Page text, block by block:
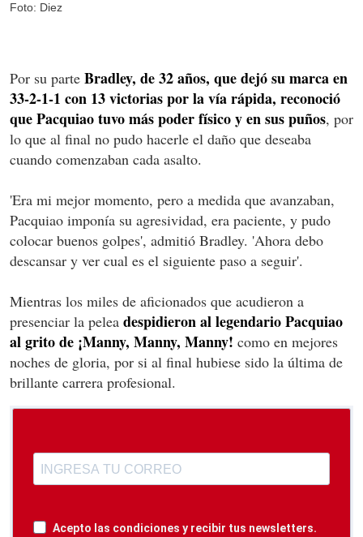
Foto: Diez
Por su parte Bradley, de 32 años, que dejó su marca en
33-2-1-1 con 13 victorias por la vía rápida, reconoció
que Pacquiao tuvo más poder físico y en sus puños, por
lo que al final no pudo hacerle el daño que deseaba
cuando comenzaban cada asalto.
'Era mi mejor momento, pero a medida que avanzaban,
Pacquiao imponía su agresividad, era paciente, y pudo
colocar buenos golpes', admitió Bradley. 'Ahora debo
descansar y ver cual es el siguiente paso a seguir'.
Mientras los miles de aficionados que acudieron a
presenciar la pelea despidieron al legendario Pacquiao
al grito de ¡Manny, Manny, Manny! como en mejores
noches de gloria, por si al final hubiese sido la última de
brillante carrera profesional.
Acepto las condiciones y recibir tus newsletters.